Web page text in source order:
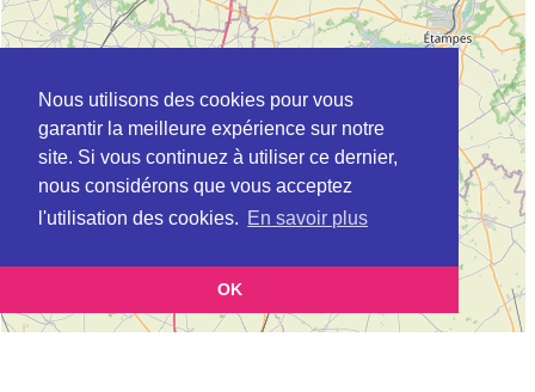
Nous utilisons des cookies pour vous
garantir la meilleure expérience sur notre
site. Si vous continuez à utiliser ce dernier,
nous considérons que vous acceptez
l'utilisation des cookies. En savoir plus
OK